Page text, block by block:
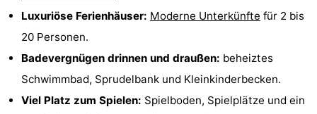
Radfahren
-
Luxuriöse Ferienhäuser: Moderne Unterkünfte für 2 bis
20 Personen.
Badevergnügen drinnen und draußen: beheiztes
Schwimmbad, Sprudelbank und Kleinkinderbecken.
Viel Platz zum Spielen: Spielboden, Spielplätze und ein